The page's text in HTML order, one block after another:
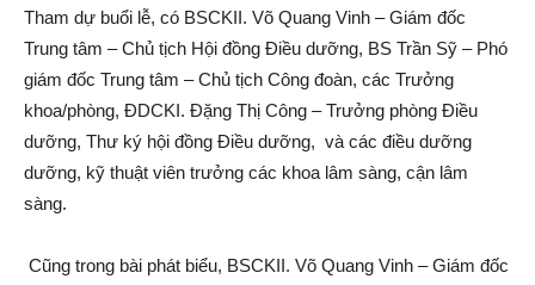
Tham dự buổi lễ, có BSCKII. Võ Quang Vinh – Giám đốc
Trung tâm – Chủ tịch Hội đồng Điều dưỡng, BS Trần Sỹ – Phó
giám đốc Trung tâm – Chủ tịch Công đoàn, các Trưởng
khoa/phòng, ĐDCKI. Đặng Thị Công – Trưởng phòng Điều
dưỡng, Thư ký hội đồng Điều dưỡng, và các điều dưỡng
dưỡng, kỹ thuật viên trưởng các khoa lâm sàng, cận lâm
sàng.
Cũng trong bài phát biểu, BSCKII. Võ Quang Vinh – Giám đốc